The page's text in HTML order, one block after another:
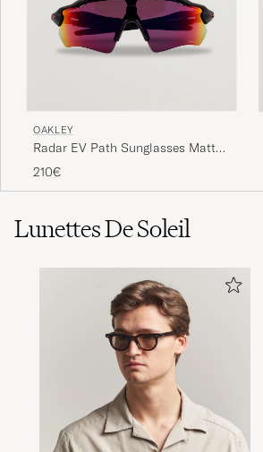
OAKLEY
Radar EV Path Sunglasses Matte
Black
210€
Lunettes De Soleil